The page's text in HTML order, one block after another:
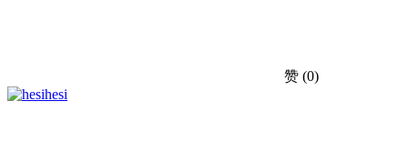
赞 (0)
hesi